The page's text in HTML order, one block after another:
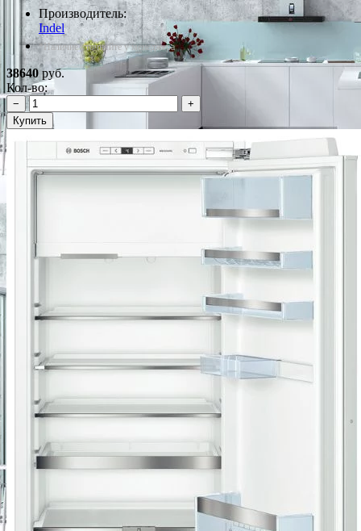
Производитель:
Indel
*Наличие уточняйте у менеджера
38640 руб.
Кол-во:
−
+
Купить